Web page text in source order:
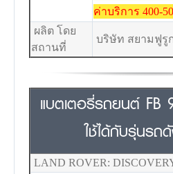
ค่าบริการ 400-
ผลิต โดย
สถานที่
บริษัท สยามฟูรู
แบตเตอรี่รถยนต์ FB
ใช้ได้กับรุ่นรถ
LAND ROVER: